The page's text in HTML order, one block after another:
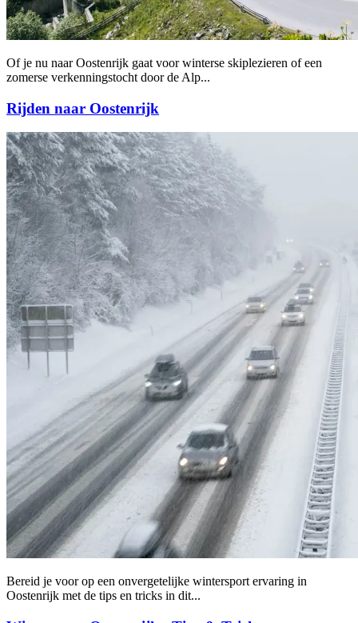
Of je nu naar Oostenrijk gaat voor winterse skiplezieren of een
zomerse verkenningstocht door de Alp...
Rijden naar Oostenrijk
Bereid je voor op een onvergetelijke wintersport ervaring in
Oostenrijk met de tips en tricks in dit...